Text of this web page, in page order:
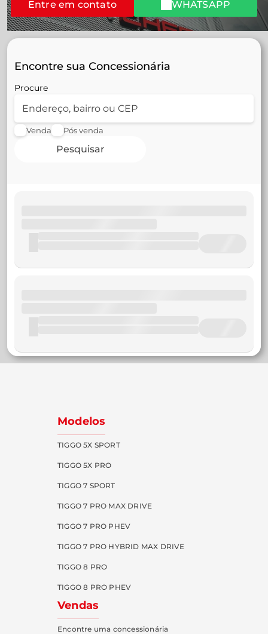
Entre em contato WHATSAPP
Encontre sua Concessionária
Procure
Venda Pós venda
Pesquisar
Modelos
TIGGO 5X SPORT
TIGGO 5X PRO
TIGGO 7 SPORT
TIGGO 7 PRO MAX DRIVE
TIGGO 7 PRO PHEV
TIGGO 7 PRO HYBRID MAX DRIVE
TIGGO 8 PRO
TIGGO 8 PRO PHEV
Vendas
Encontre uma concessionária